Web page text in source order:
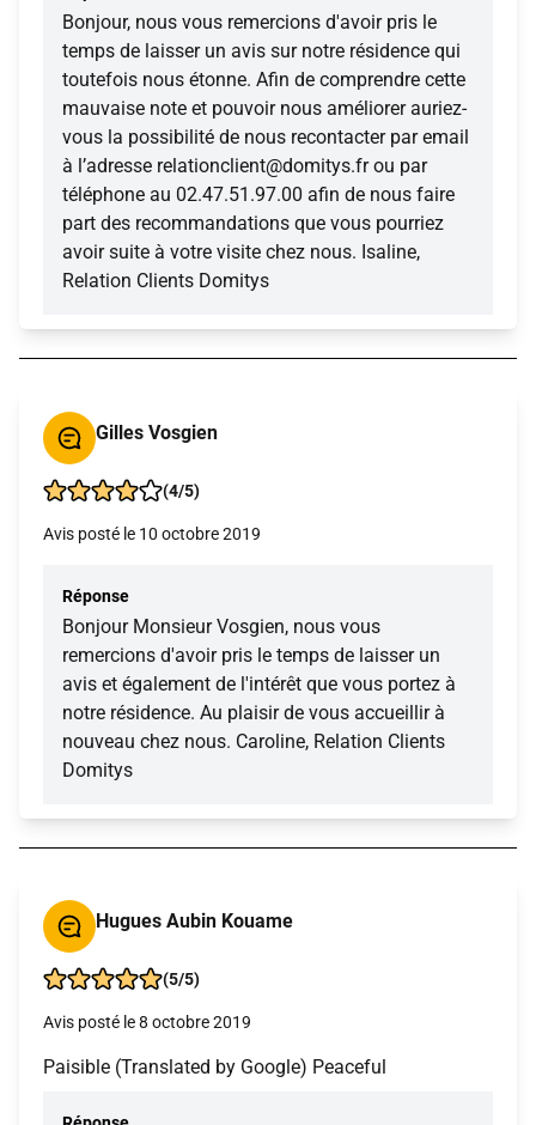
Bonjour, nous vous remercions d'avoir pris le
temps de laisser un avis sur notre résidence qui
toutefois nous étonne. Afin de comprendre cette
mauvaise note et pouvoir nous améliorer auriez-
vous la possibilité de nous recontacter par email
à l’adresse relationclient@domitys.fr ou par
téléphone au 02.47.51.97.00 afin de nous faire
part des recommandations que vous pourriez
avoir suite à votre visite chez nous. Isaline,
Relation Clients Domitys
Gilles Vosgien
(4/5)
Avis posté le 10 octobre 2019
Réponse
Bonjour Monsieur Vosgien, nous vous
remercions d'avoir pris le temps de laisser un
avis et également de l'intérêt que vous portez à
notre résidence. Au plaisir de vous accueillir à
nouveau chez nous. Caroline, Relation Clients
Domitys
Hugues Aubin Kouame
(5/5)
Avis posté le 8 octobre 2019
Paisible (Translated by Google) Peaceful